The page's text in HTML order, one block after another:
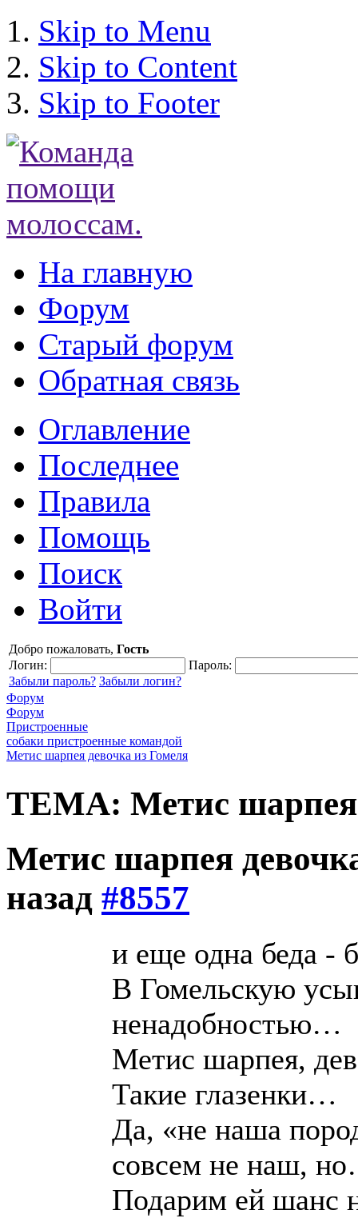
Skip to Menu
Skip to Content
Skip to Footer
На главную
Форум
Старый форум
Обратная связь
Оглавление
Последнее
Правила
Помощь
Поиск
Войти
Добро пожаловать, Гость
Логин:
Пароль:
Забыли пароль? Забыли логин?
Форум
Форум
Пристроенные
собаки пристроенные командой
Метис шарпея девочка из Гомеля
ТЕМА: Метис шарпея
Метис шарпея
назад #8557
и еще одна беда -
В Гомельскую
ненадобностью…
Метис шарпея,
Такие глазенки…
Да, «не наша
совсем не наш,
Подарим ей шанс